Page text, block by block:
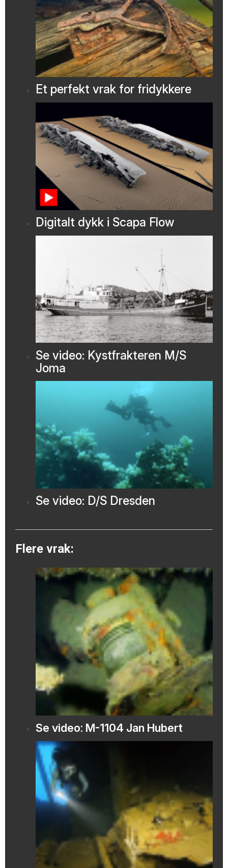
Et perfekt vrak for fridykkere
Digitalt dykk i Scapa Flow
Se video: Kystfrakteren M/S
Joma
Se video: D/S Dresden
Flere vrak:
Se video: M-1104 Jan Hubert